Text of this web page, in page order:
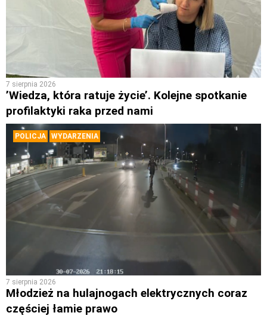
7 sierpnia 2026
’Wiedza, która ratuje życie’. Kolejne spotkanie
profilaktyki raka przed nami
POLICJA WYDARZENIA
7 sierpnia 2026
Młodzież na hulajnogach elektrycznych coraz
częściej łamie prawo